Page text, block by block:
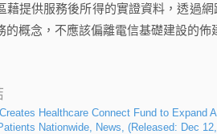
藉提供服務後所得的實證資料，透過
的概念，不應該偏離電信基礎建設的
Healthcare Connect Fund to Expand
Nationwide, News, (Released: Dec 12,